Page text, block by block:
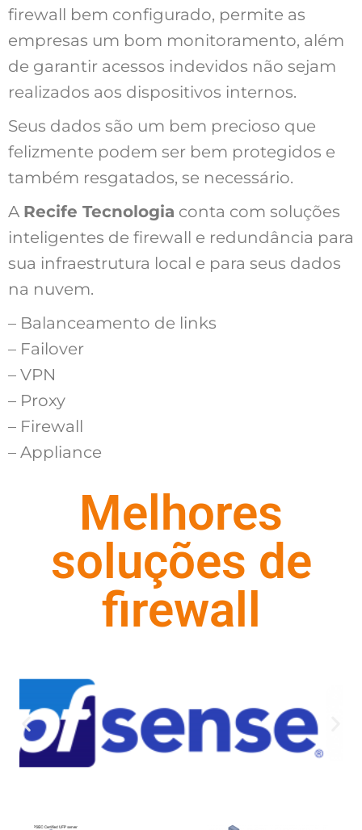
firewall bem configurado, permite as
empresas um bom monitoramento, além
de garantir acessos indevidos não sejam
realizados aos dispositivos internos.
Seus dados são um bem precioso que
felizmente podem ser bem protegidos e
também resgatados, se necessário.
A Recife Tecnologia conta com soluções
inteligentes de firewall e redundância para
sua infraestrutura local e para seus dados
na nuvem.
– Balanceamento de links
– Failover
– VPN
– Proxy
– Firewall
– Appliance
Melhores
soluções de
firewall